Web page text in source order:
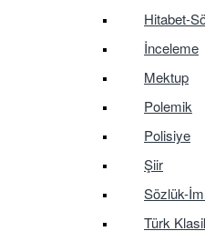
Hitabet-
İnceleme
Mektup
Polemik
Polisiye
Şiir
Sözlük-
Türk